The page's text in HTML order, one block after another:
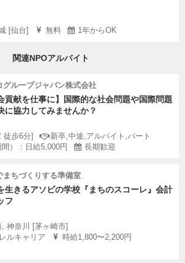
[仙台] 無料 1年からOK
関連NPOアルバイト
グループジャパン株式会社
貢献を仕事に】国際的な社会問題や国際問題
に協力してみませんか？
徒歩6分]
新卒,中途,アルバイト,パート
）：日給5,000円
長期歓迎
まちづくりする準備室
生きるアソビの学校『まちのスコーレ』会計
フ
神奈川 [茅ヶ崎市]
ルキャリア
時給1,800〜2,200円